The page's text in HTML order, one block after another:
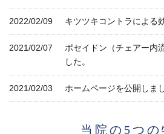
2022/02/09 キツツキコントラによる
2021/02/07
ポセイドン（チェアー内
した。
2021/02/03 ホームページを公開しま
当院の5つの